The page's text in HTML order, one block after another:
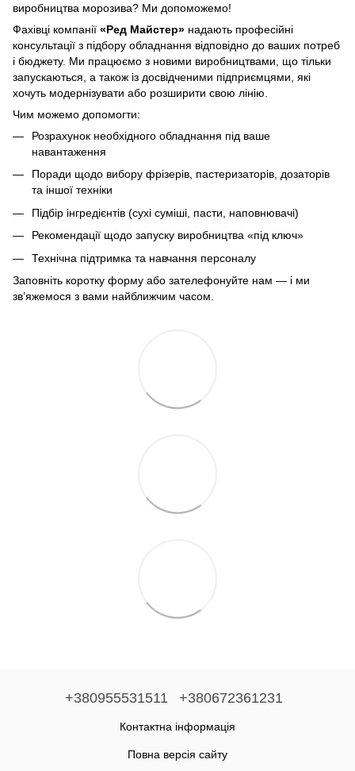
виробництва морозива? Ми допоможемо!
Фахівці компанії «Ред Майстер» надають професійні
консультації з підбору обладнання відповідно до ваших потреб
і бюджету. Ми працюємо з новими виробництвами, що тільки
запускаються, а також із досвідченими підприємцями, які
хочуть модернізувати або розширити свою лінію.
Чим можемо допомогти:
Розрахунок необхідного обладнання під ваше
навантаження
Поради щодо вибору фрізерів, пастеризаторів, дозаторів
та іншої техніки
Підбір інгредієнтів (сухі суміші, пасти, наповнювачі)
Рекомендації щодо запуску виробництва «під ключ»
Технічна підтримка та навчання персоналу
Заповніть коротку форму або зателефонуйте нам — і ми
зв’яжемося з вами найближчим часом.
+380955531511 +380672361231
Контактна інформація
Повна версія сайту